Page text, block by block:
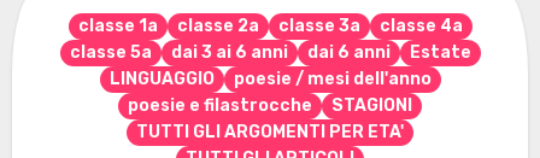
classe 1a classe 2a classe 3a
classe 4a
classe 5a
dai 3 ai 6 anni dai 6 anni
Estate
LINGUAGGIO
poesie / mesi dell'anno
poesie e filastrocche
STAGIONI
TUTTI GLI ARGOMENTI PER ETA'